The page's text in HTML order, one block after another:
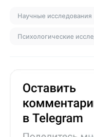
Научные исследования
Психологические